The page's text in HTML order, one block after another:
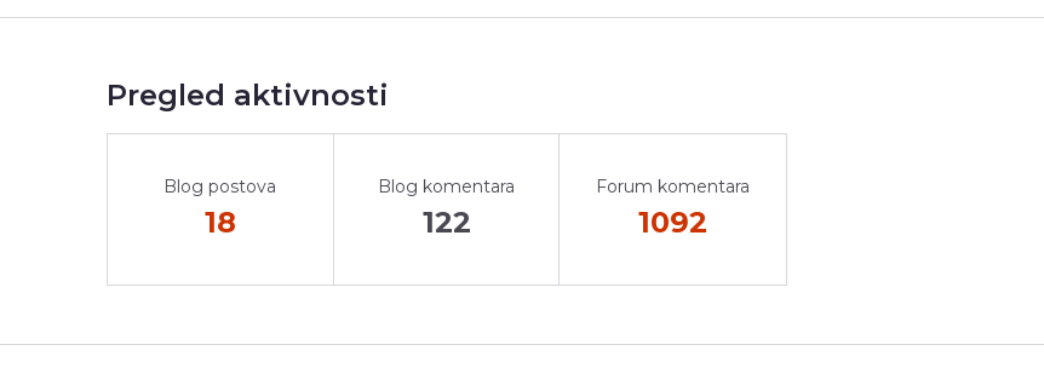
Pregled aktivnosti
Blog postova
18
Blog komentara
122
Forum komentara
1092